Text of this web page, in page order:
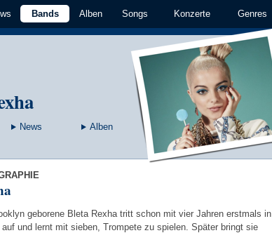
Bands Alben Songs Konzerte Genres
News
Alben
geborene Bleta Rexha tritt schon mit vier Jahren erstmals in
und lernt mit sieben, Trompete zu spielen. Später bringt sie